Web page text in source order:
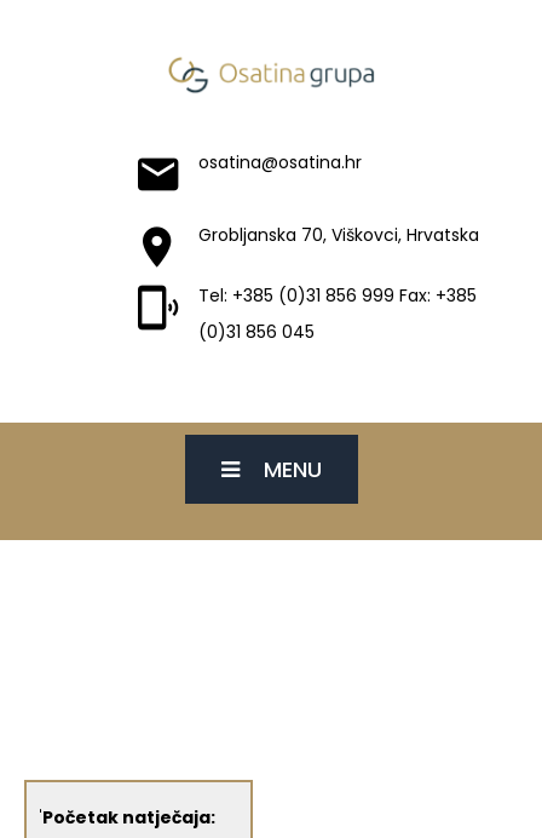
osatina@osatina.hr
Grobljanska 70, Viškovci, Hrvatska
Tel: +385 (0)31 856 999 Fax: +385
(0)31 856 045
MENU
'Početak natječaja: